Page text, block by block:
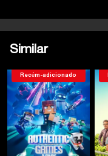
Similar
Recém-adicionado